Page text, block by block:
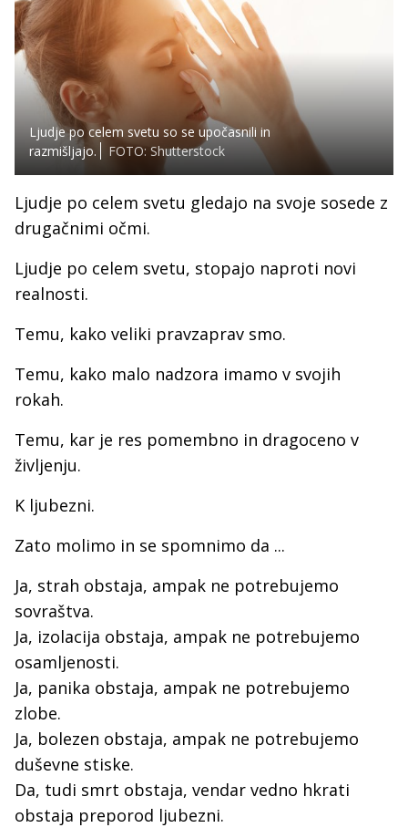
Ljudje po celem svetu so se upočasnili in
razmišljajo.
FOTO: Shutterstock
Ljudje po celem svetu gledajo na svoje sosede z
drugačnimi očmi.
Ljudje po celem svetu, stopajo naproti novi
realnosti.
Temu, kako veliki pravzaprav smo.
Temu, kako malo nadzora imamo v svojih
rokah.
Temu, kar je res pomembno in dragoceno v
življenju.
K ljubezni.
Zato molimo in se spomnimo da ...
Ja, strah obstaja, ampak ne potrebujemo
sovraštva.
Ja, izolacija obstaja, ampak ne potrebujemo
osamljenosti.
Ja, panika obstaja, ampak ne potrebujemo
zlobe.
Ja, bolezen obstaja, ampak ne potrebujemo
duševne stiske.
Da, tudi smrt obstaja, vendar vedno hkrati
obstaja preporod ljubezni.